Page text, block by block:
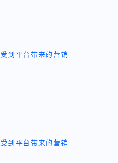
到平台带来的营销
到平台带来的营销